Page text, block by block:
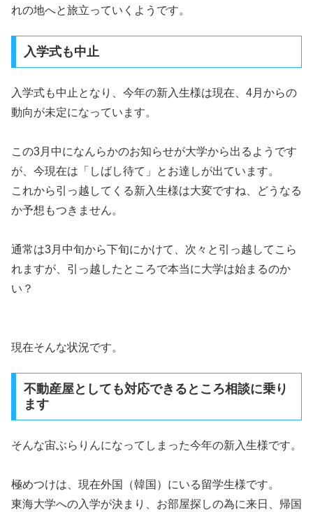
れの地へと旅立っていくようです。
入学式も中止
入学式も中止となり、今年の新入生様は現在、4月からの
動向が未定になっています。
この3月中になんらかのお知らせが大学から出るようです
が、今現在は「しばし待て」とお達しが出ています。
これから引っ越してくる新入生様は大変ですね、どうなる
か予想もつきません。
通常は3月中旬から下旬にかけて、次々と引っ越してこら
れますが、引っ越したところで本当に大学は始まるのか
い？
現在そんな状況です。
不動産屋としても対応できるところ相談に乗り
ます
そんな宙ぶらりんになってしまった今年の新入生様です。
極めつけは、現在外国（韓国）にいる留学生様です。
東海大学への入学が決まり、お部屋探しの為に来日、帰国